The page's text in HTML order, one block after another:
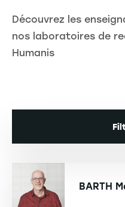
Découvrez les
nos laboratoires de
Humanis
BARTH